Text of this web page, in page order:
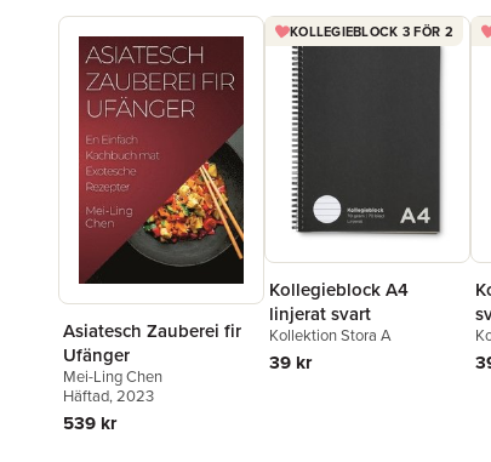
Asiatesch Zauberei fir
Ufänger
Mei-Ling Chen
Häftad, 2023
539 kr
KOLLEGIEBLOCK 3 FÖR 2
Kollegieblock A4
linjerat svart
Kollektion Stora A
39 kr